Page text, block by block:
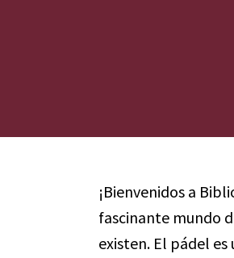
¡Bienvenidos a
fascinante mundo
existen. El pádel